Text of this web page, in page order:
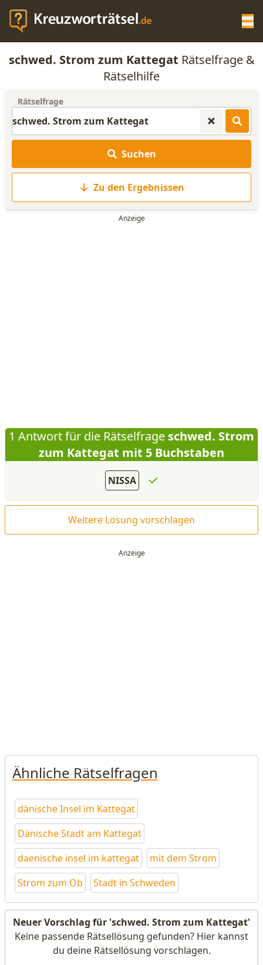
KREUZWORTRÄTSEL-HILFE
ANAGRAMM-GENERATOR
WORTLISTE
schwed. Strom zum Kattegat Rätselfrage &
Rätselhilfe
Rätselfrage
Suchen
Zu den Ergebnissen
1 Antwort für die Rätselfrage schwed. Strom
zum Kattegat mit 5 Buchstaben
NISSA
Weitere Lösung vorschlagen
Ähnliche Rätselfragen
dänische Insel im Kattegat
Dänische Stadt am Kattegat
daenische insel im kattegat
mit dem Strom
Strom zum Ob
Stadt in Schweden
Neuer Vorschlag für 'schwed. Strom zum Kattegat'
Keine passende Rätsellösung gefunden? Hier kannst
du deine Rätsellösung vorschlagen.